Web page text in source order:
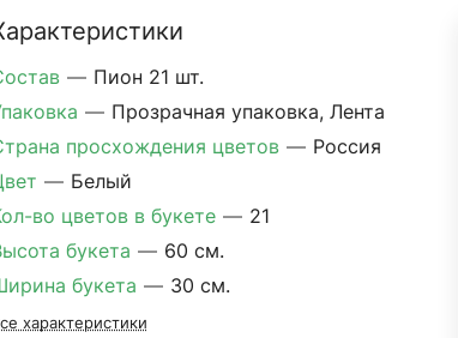
— Пион 21 шт.
— Прозрачная упаковка, Лента
просхождения цветов — Россия
— Белый
во цветов в букете — 21
букета — 60 см.
букета — 30 см.
характеристики